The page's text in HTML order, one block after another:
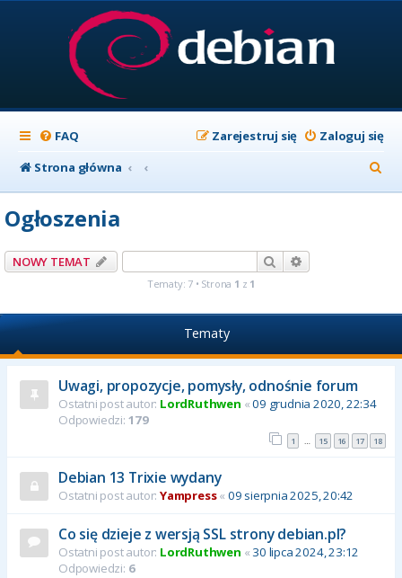
FAQ Zaloguj się
Zarejestruj się
Strona główna
z
Ogłoszenia
NOWY TEMAT Szukaj
Tematy: 7 • Strona 1 z 1
Tematy
Uwagi, propozycje, pomysły, odnośnie forum
Ostatni post autor: LordRuthwen «09 grudnia 2020, 22:34
Odpowiedzi: 179
1 … 15 16 17 18
Debian 13 Trixie wydany
Ostatni post autor: Yampress« 09 sierpnia 2025, 20:42
Co się dzieje z wersją SSL strony debian.pl?
Ostatni post autor: LordRuthwen « 30 lipca 2024, 23:12
Odpowiedzi: 6